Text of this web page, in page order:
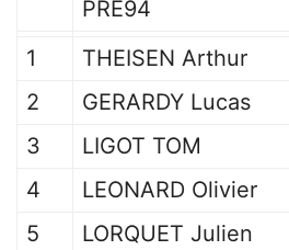
PRE94
1
THEISEN Arthur
2
GERARDY Lucas
3
LIGOT TOM
4
LEONARD Olivier
5
LORQUET Julien